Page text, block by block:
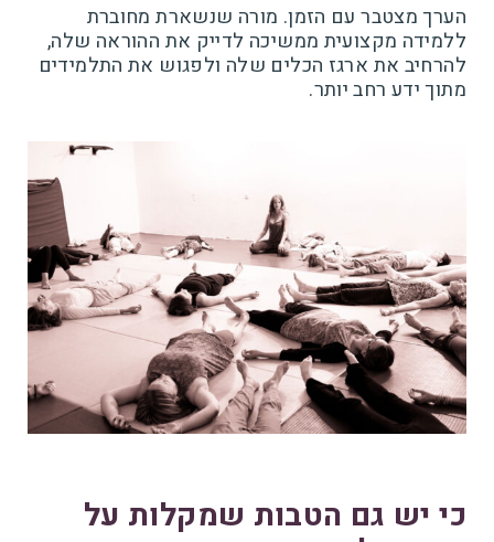
הערך מצטבר עם הזמן. מורה שנשארת מחוברת
ללמידה מקצועית ממשיכה לדייק את ההוראה שלה,
להרחיב את ארגז הכלים שלה ולפגוש את התלמידים
מתוך ידע רחב יותר.
כי יש גם הטבות שמקלות על